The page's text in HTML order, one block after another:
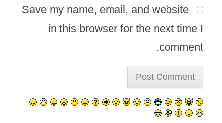
Save my name, email, and website
in this browser for the next time I
comment.